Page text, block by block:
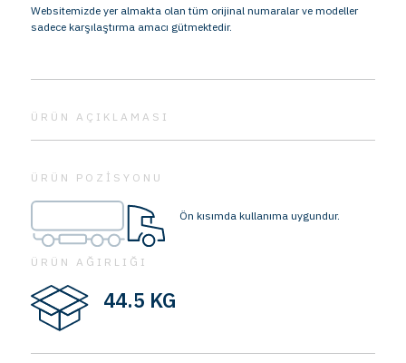
Websitemizde yer almakta olan tüm orijinal numaralar ve modeller
sadece karşılaştırma amacı gütmektedir.
ÜRÜN AÇIKLAMASI
ÜRÜN POZİSYONU
Ön kısımda kullanıma uygundur.
ÜRÜN AĞIRLIĞI
44.5 KG